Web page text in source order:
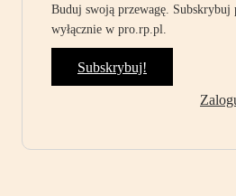
Buduj swoją przewagę.
wyłącznie w pro.rp.pl.
Subskrybuj!